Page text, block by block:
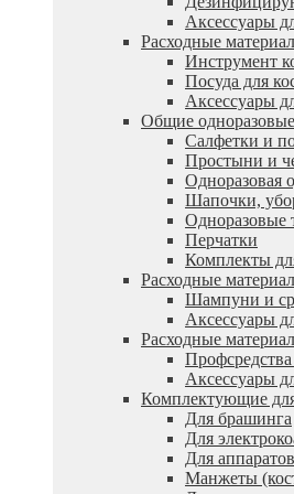
Аксессуары
Расходные
Инструмент
Посуда для
Аксессуары
Общие
Салфетки и
Простыни и
Одноразовая
Шапочки,
Одноразовые
Перчатки
Комплекты
Расходные
Шампуни и
Аксессуары
Расходные
Аксессуары
Комплектующие
Для брашинга
Для
Для
Манжеты